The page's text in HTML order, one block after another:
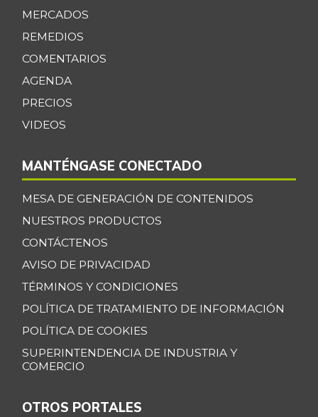
MERCADOS
REMEDIOS
COMENTARIOS
AGENDA
PRECIOS
VIDEOS
MANTÉNGASE CONECTADO
MESA DE GENERACIÓN DE CONTENIDOS
NUESTROS PRODUCTOS
CONTÁCTENOS
AVISO DE PRIVACIDAD
TÉRMINOS Y CONDICIONES
POLÍTICA DE TRATAMIENTO DE INFORMACIÓN
POLÍTICA DE COOKIES
SUPERINTENDENCIA DE INDUSTRIA Y
COMERCIO
OTROS PORTALES